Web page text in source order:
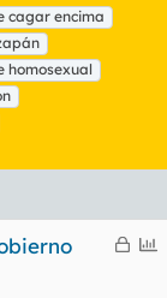
cagar encima
homosexual
C